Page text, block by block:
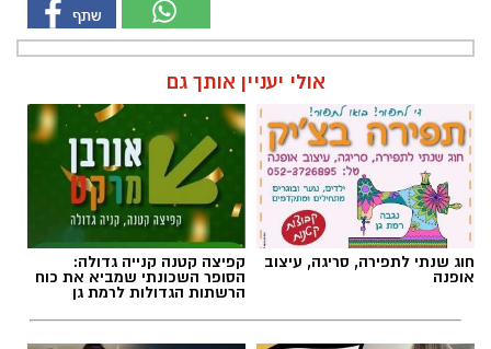
חוג שנתי לתפירה, סריגה, עיצוב
אופנה
קפיצה קטנה קנייה גדולה:
הסופר השכונתי שמביא את כוח
הרשתות הגדולות לרמת גן